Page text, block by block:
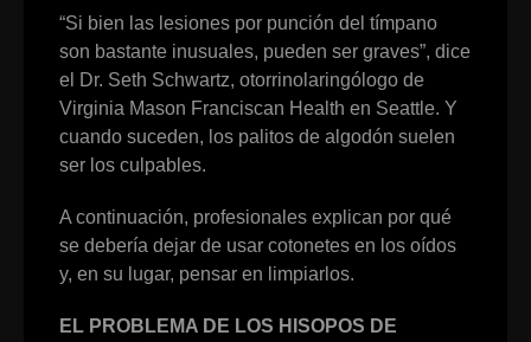
“Si bien las lesiones por punción del tímpano
son bastante inusuales, pueden ser graves”, dice
el Dr. Seth Schwartz, otorrinolaringólogo de
Virginia Mason Franciscan Health en Seattle. Y
cuando suceden, los palitos de algodón suelen
ser los culpables.
A continuación, profesionales explican por qué
se debería dejar de usar cotonetes en los oídos
y, en su lugar, pensar en limpiarlos.
EL PROBLEMA DE LOS HISOPOS DE